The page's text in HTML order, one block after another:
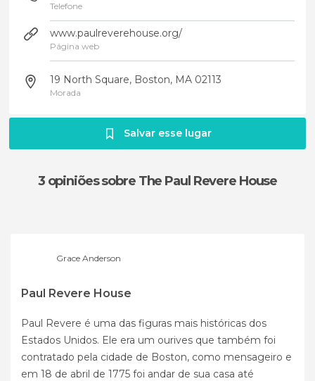
Telefone
www.paulreverehouse.org/
Página web
19 North Square, Boston, MA 02113
Morada
Salvar esse lugar
3 opiniõessobre The Paul Revere House
Grace Anderson
Paul Revere House
Paul Revere é uma das figuras mais históricas dos
Estados Unidos. Ele era um ourives que também foi
contratado pela cidade de Boston, como mensageiro e
em 18 de abril de 1775 foi andar de sua casa até